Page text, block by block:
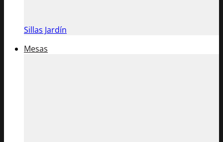
Sillas Jardín
Mesas